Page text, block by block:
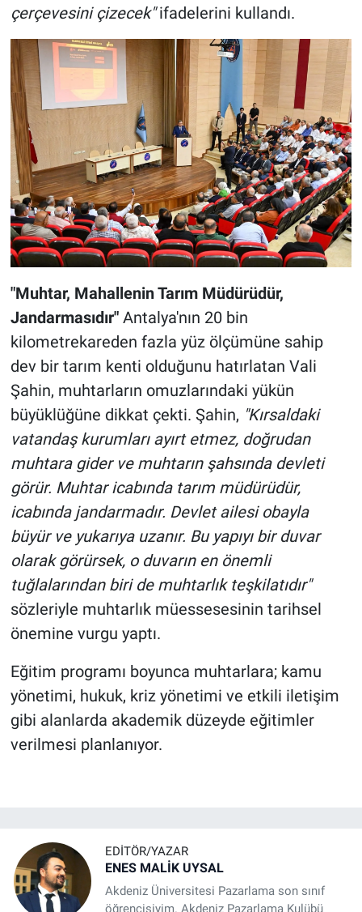
çerçevesini çizecek"ifadelerini kullandı.
"Muhtar, Mahallenin Tarım Müdürüdür,
Jandarmasıdır"Antalya'nın 20 bin
kilometrekareden fazla yüz ölçümüne sahip
dev bir tarım kenti olduğunu hatırlatan Vali
Şahin, muhtarların omuzlarındaki yükün
büyüklüğüne dikkat çekti. Şahin, "Kırsaldaki
vatandaş kurumları ayırt etmez, doğrudan
muhtara gider ve muhtarın şahsında devleti
görür. Muhtar icabında tarım müdürüdür,
icabında jandarmadır. Devlet ailesi obayla
büyür ve yukarıya uzanır. Bu yapıyı bir duvar
olarak görürsek, o duvarın en önemli
tuğlalarından biri de muhtarlık teşkilatıdır"
sözleriyle muhtarlık müessesesinin tarihsel
önemine vurgu yaptı.
Eğitim programı boyunca muhtarlara; kamu
yönetimi, hukuk, kriz yönetimi ve etkili iletişim
gibi alanlarda akademik düzeyde eğitimler
verilmesi planlanıyor.
EDITÖR/YAZAR
ENES MALİK UYSAL
Akdeniz Üniversitesi Pazarlama son sınıf